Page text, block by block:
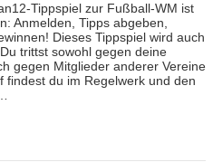
Tippspiel zur Fußball-WM ist
Anmelden, Tipps abgeben,
Dieses Tippspiel wird auch
trittst sowohl gegen deine
gegen Mitglieder anderer Vereine
findest du im Regelwerk und den